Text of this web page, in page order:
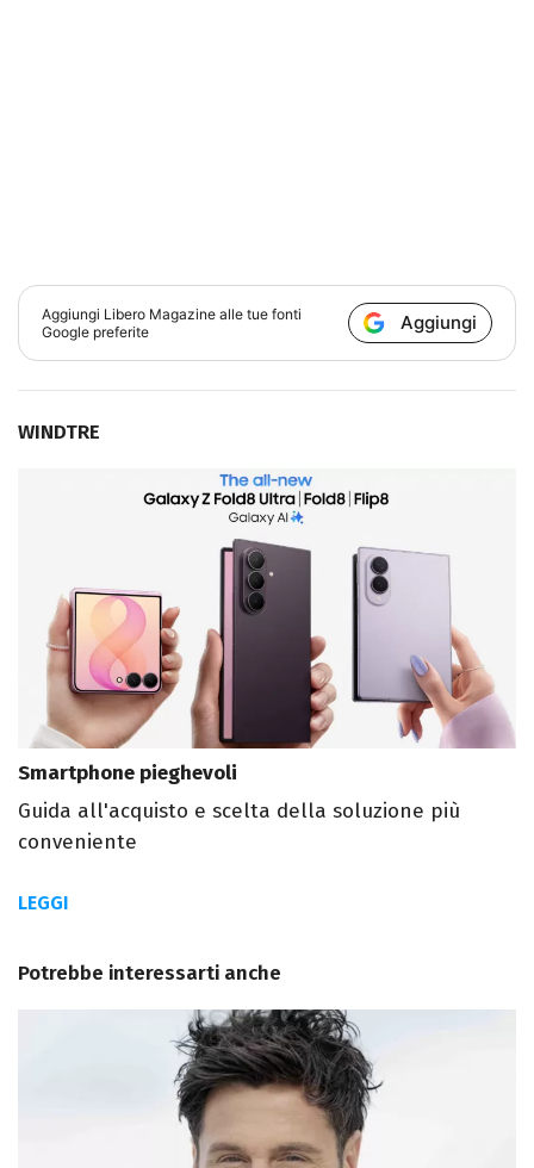
Aggiungi Libero Magazine alle tue fonti
Google preferite
Aggiungi
WINDTRE
Smartphone pieghevoli
Guida all'acquisto e scelta della soluzione più
conveniente
LEGGI
Potrebbe interessarti anche